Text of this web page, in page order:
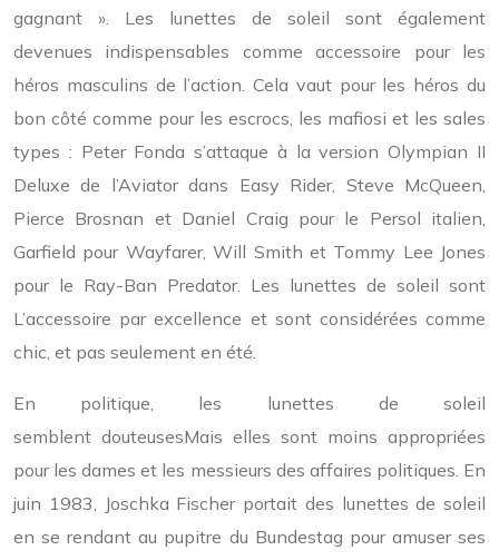
gagnant ». Les lunettes de soleil sont également
devenues indispensables comme accessoire pour les
héros masculins de l’action. Cela vaut pour les héros du
bon côté comme pour les escrocs, les mafiosi et les sales
types : Peter Fonda s’attaque à la version Olympian II
Deluxe de l’Aviator dans Easy Rider, Steve McQueen,
Pierce Brosnan et Daniel Craig pour le Persol italien,
Garfield pour Wayfarer, Will Smith et Tommy Lee Jones
pour le Ray-Ban Predator. Les lunettes de soleil sont
L’accessoire par excellence et sont considérées comme
chic, et pas seulement en été.
En politique, les lunettes de soleil
semblent douteusesMais elles sont moins appropriées
pour les dames et les messieurs des affaires politiques. En
juin 1983, Joschka Fischer portait des lunettes de soleil
en se rendant au pupitre du Bundestag pour amuser ses